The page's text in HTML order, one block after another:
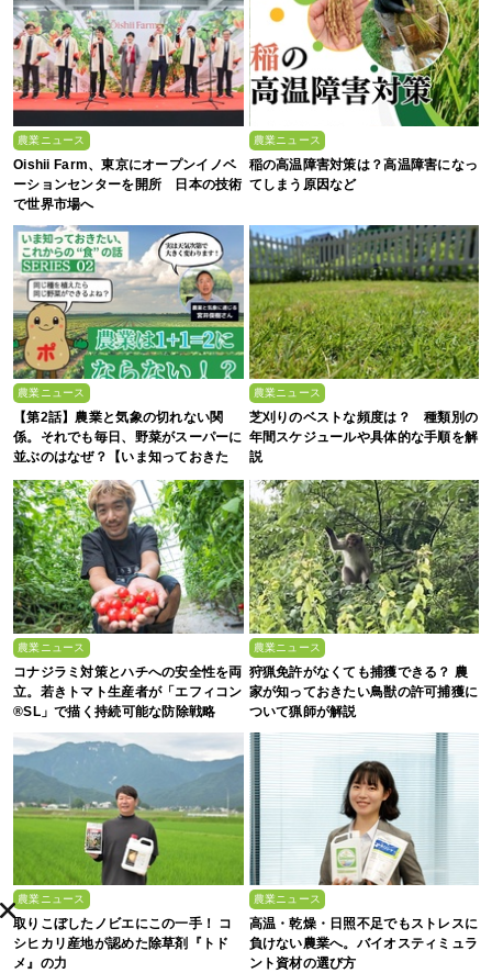
農業ニュース
Oishii Farm、東京にオープンイノベ
ーションセンターを開所 日本の技術
で世界市場へ
農業ニュース
稲の高温障害対策は？高温障害になっ
てしまう原因など
農業ニュース
【第2話】農業と気象の切れない関
係。それでも毎日、野菜がスーパーに
並ぶのはなぜ？【いま知っておきた
い、これからの”食”の話】
農業ニュース
芝刈りのベストな頻度は？ 種類別の
年間スケジュールや具体的な手順を解
説
農業ニュース
コナジラミ対策とハチへの安全性を両
立。若きトマト生産者が「エフィコン
®SL」で描く持続可能な防除戦略
農業ニュース
狩猟免許がなくても捕獲できる？ 農
家が知っておきたい鳥獣の許可捕獲に
ついて猟師が解説
農業ニュース
取りこぼしたノビエにこの一手！ コ
シヒカリ産地が認めた除草剤『トド
メ』の力
農業ニュース
高温・乾燥・日照不足でもストレスに
負けない農業へ。バイオスティミュラ
ント資材の選び方